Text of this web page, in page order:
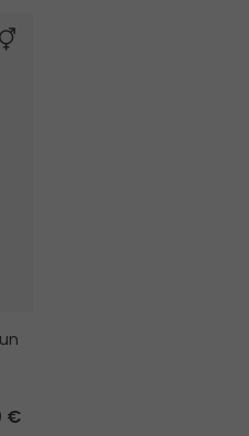
€